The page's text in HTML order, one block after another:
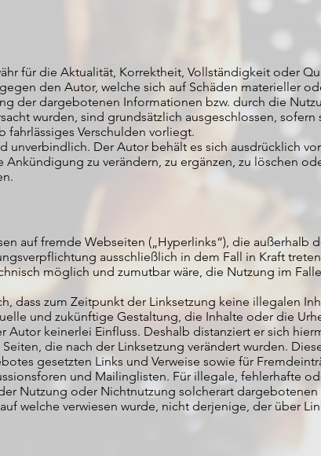
für die Aktualität, Korrektheit, Vollständigkeit oder
den Autor, welche sich auf Schäden materieller
der dargebotenen Informationen bzw. durch die
wurden, sind grundsätzlich ausgeschlossen, sofern
fahrlässiges Verschulden vorliegt.
Der Autor behält es sich ausdrücklich
zu verändern, zu ergänzen, zu löschen
auf fremde Webseiten („Hyperlinks“), die außerhalb
ausschließlich in dem Fall in Kraft
möglich und zumutbar wäre, die Nutzung im
dass zum Zeitpunkt der Linksetzung keine illegalen
und zukünftige Gestaltung, die Inhalte oder die
keinerlei Einfluss. Deshalb distanziert er sich
die nach der Linksetzung verändert wurden.
gesetzten Links und Verweise sowie für
und Mailinglisten. Für illegale, fehlerhafte
Nutzung oder Nichtnutzung solcherart
welche verwiesen wurde, nicht derjenige, der über